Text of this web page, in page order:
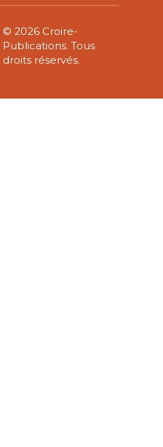
© 2026 Croire-
Publications. Tous
droits réservés.